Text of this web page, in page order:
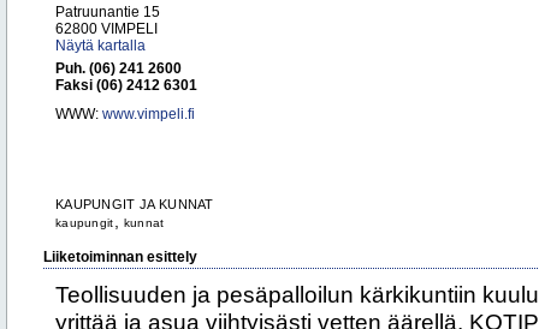
Patruunantie 15
62800 VIMPELI
Näytä kartalla
Puh. (06) 241 2600
Faksi (06) 2412 6301
WWW: www.vimpeli.fi
KAUPUNGIT JA KUNNAT
kaupungit kunnat
Liiketoiminnan esittely
Teollisuuden ja pesäpalloilun kärkikuntiin
yrittää ja asua viihtyisästi vetten äärellä.